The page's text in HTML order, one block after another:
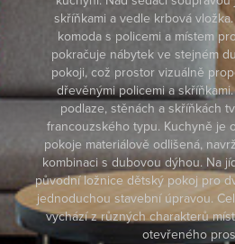
skříňkami a vedle krbová
komoda s policemi a místem
pokračuje nábytek ve stejném
pokoji, což prostor vizuálně
dřevěnými policemi a
podlaze, stěnách a skříňkách
francouzského typu. Kuchyně je
pokoje materiálově odlišená,
kombinaci s dubovou dýhou. Na
původní ložnice dětský pokoj pro
jednoduchou stavební úpravou.
vychází z různých charakterů
otevřeného